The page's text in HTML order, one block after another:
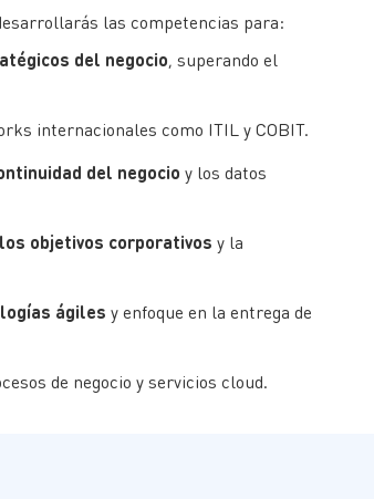
las competencias para:
del negocio, superando el
internacionales como ITIL y COBIT.
del negocio y los datos
objetivos corporativos y la
ágiles y enfoque en la entrega de
de negocio y servicios cloud.